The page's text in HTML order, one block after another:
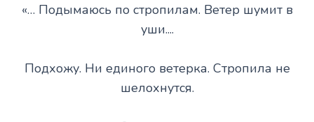
«… Подымаюсь по стропилам. Ветер шумит в
уши....
Подхожу. Ни единого ветерка. Стропила не
шелохнутся.